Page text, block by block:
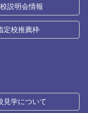
説明会情報
定校推薦枠
見学について